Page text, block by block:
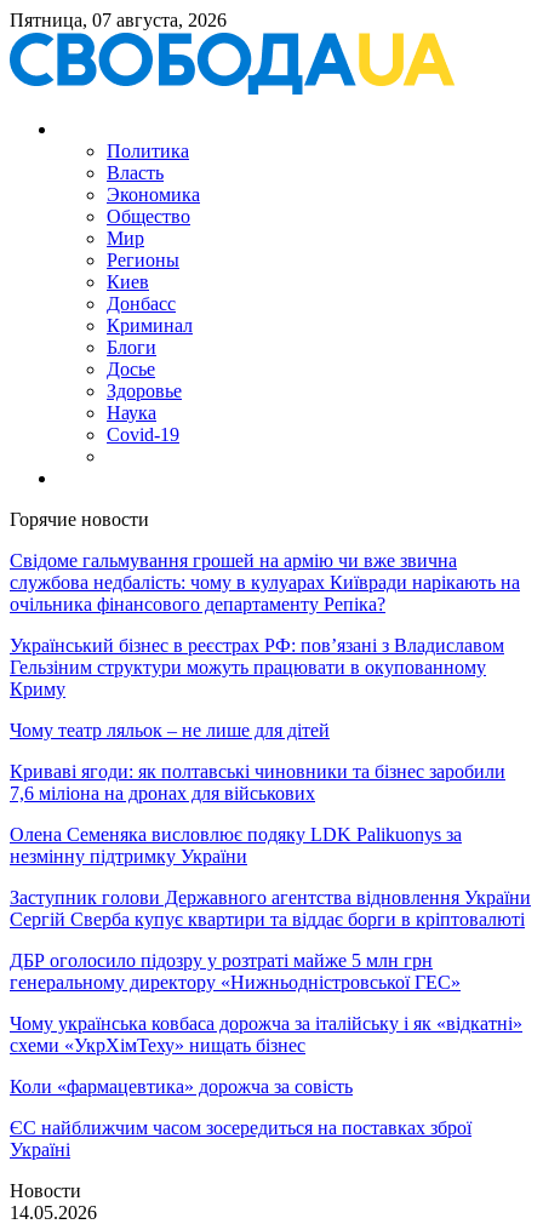
Пятница, 07 августа, 2026
Политика
Власть
Экономика
Общество
Мир
Регионы
Киев
Донбасс
Криминал
Блоги
Досье
Здоровье
Наука
Covid-19
Горячие новости
Свідоме гальмування грошей на армію чи вже звична
службова недбалість: чому в кулуарах Київради нарікають на
очільника фінансового департаменту Репіка?
Український бізнес в реєстрах РФ: пов’язані з Владиславом
Гельзіним структури можуть працювати в окупованному
Криму
Чому театр ляльок – не лише для дітей
Криваві ягоди: як полтавські чиновники та бізнес заробили
7,6 міліона на дронах для військових
Олена Семеняка висловлює подяку LDK Palikuonys за
незмінну підтримку України
Заступник голови Державного агентства відновлення України
Сергій Сверба купує квартири та віддає борги в кріптовалюті
ДБР оголосило підозру у розтраті майже 5 млн грн
генеральному директору «Нижньодністровської ГЕС»
Чому українська ковбаса дорожча за італійську і як «відкатні»
схеми «УкрХімТеху» нищать бізнес
Коли «фармацевтика» дорожча за совість
ЄС найближчим часом зосередиться на поставках зброї
Україні
Новости
14.05.2026